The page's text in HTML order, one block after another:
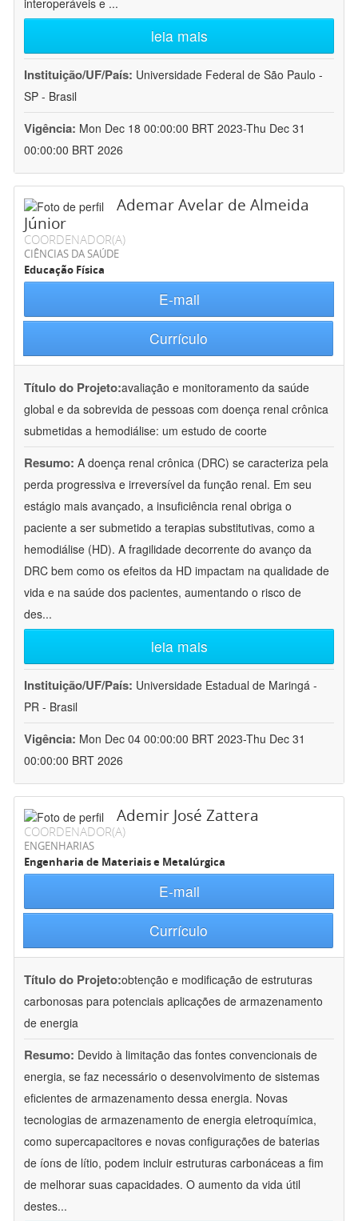
interoperáveis e ...
leia mais
Instituição/UF/País: Universidade Federal de São Paulo -
SP - Brasil
Vigência: Mon Dec 18 00:00:00 BRT 2023-Thu Dec 31
00:00:00 BRT 2026
Ademar Avelar de Almeida
Júnior
COORDENADOR(A)
CIÊNCIAS DA SAÚDE
Educação Física
E-mail
Currículo
Título do Projeto:avaliação e monitoramento da saúde
global e da sobrevida de pessoas com doença renal crônica
submetidas a hemodiálise: um estudo de coorte
Resumo: A doença renal crônica (DRC) se caracteriza pela
perda progressiva e irreversível da função renal. Em seu
estágio mais avançado, a insuficiência renal obriga o
paciente a ser submetido a terapias substitutivas, como a
hemodiálise (HD). A fragilidade decorrente do avanço da
DRC bem como os efeitos da HD impactam na qualidade de
vida e na saúde dos pacientes, aumentando o risco de
des...
leia mais
Instituição/UF/País: Universidade Estadual de Maringá -
PR - Brasil
Vigência: Mon Dec 04 00:00:00 BRT 2023-Thu Dec 31
00:00:00 BRT 2026
Ademir José Zattera
COORDENADOR(A)
ENGENHARIAS
Engenharia de Materiais e Metalúrgica
E-mail
Currículo
Título do Projeto:obtenção e modificação de estruturas
carbonosas para potenciais aplicações de armazenamento
de energia
Resumo: Devido à limitação das fontes convencionais de
energia, se faz necessário o desenvolvimento de sistemas
eficientes de armazenamento dessa energia. Novas
tecnologias de armazenamento de energia eletroquímica,
como supercapacitores e novas configurações de baterias
de íons de lítio, podem incluir estruturas carbonáceas a fim
de melhorar suas capacidades. O aumento da vida útil
destes...